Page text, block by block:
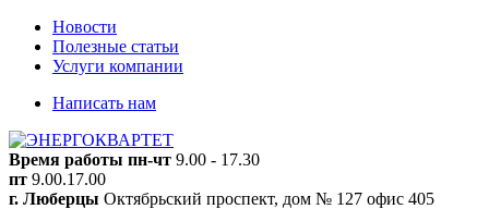
Новости
Полезные статьи
Услуги компании
Написать нам
Время работы пн-чт 9.00 - 17.30
пт 9.00.17.00
г. Люберцы Октябрьский проспект, дом № 127 офис 405